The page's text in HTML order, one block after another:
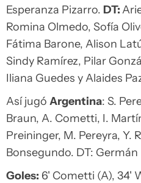
Esperanza Pizarro. DT:
Romina Olmedo, Sofía
Fátima Barone, Alison
Sindy Ramírez, Pilar
Iliana Guedes y Alaides
Así jugó Argentina: S.
Braun, A. Cometti, I.
Preininger, M. Pereyra, Y.
Bonsegundo. DT:
Goles: 6' Cometti (A), 34'